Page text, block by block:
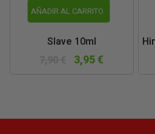
AÑADIR AL CARRITO
Slave 10ml
3,95 €